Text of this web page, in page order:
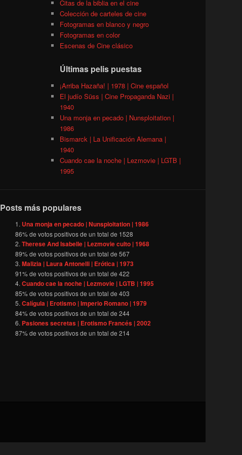
Citas de la biblia en el cine
Colección de carteles de cine
Fotogramas en blanco y negro
Fotogramas en color
Escenas de Cine clásico
Últimas pelis puestas
¡Arriba Hazaña! | 1978 | Cine español
El judío Süss | Cine Propaganda Nazi |
1940
Una monja en pecado | Nunsploitation |
1986
Bismarck | La Unificación Alemana |
1940
Cuando cae la noche | Lezmovie | LGTB |
1995
Posts más populares
Una monja en pecado | Nunsploitation | 1986
86% de votos positivos de un total de 1528
Therese And Isabelle | Lezmovie culto | 1968
89% de votos positivos de un total de567
Malizia | Laura Antonelli | Erótica | 1973
91% de votos positivos de un total de422
Cuando cae la noche | Lezmovie | LGTB | 1995
85% de votos positivos de un total de403
Calígula | Erotismo | Imperio Romano | 1979
84% de votos positivos de un total de244
Pasiones secretas | Erotismo Francés | 2002
87% de votos positivos de un total de214